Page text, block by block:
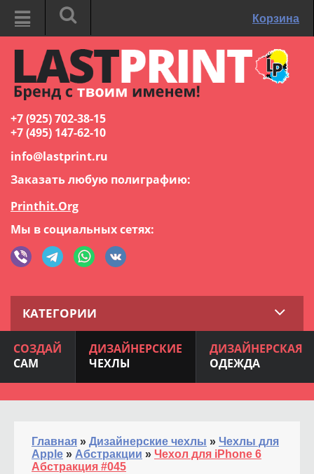
Корзина
+7 (925) 702-38-15
+7 (495) 147-62-10
info@lastprint.ru
Заказать любую полиграфию:
Printhit.Org
Мы в социальных сетях:
КАТЕГОРИИ
СОЗДАЙ
САМ
ДИЗАЙНЕРСКИЕ
ЧЕХЛЫ
ДИЗАЙНЕРСКАЯ
ОДЕЖДА
Главная » Дизайнерские чехлы » Чехлы для
Apple » Абстракции » Чехол для iPhone 6
Абстракция #045